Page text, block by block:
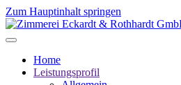
Zum Hauptinhalt springen
Home
Leistungsprofil